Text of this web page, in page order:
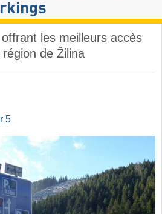
les meilleurs accès
de Žilina
5